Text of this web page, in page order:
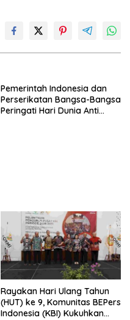
Pemerintah Indonesia dan
Perserikatan Bangsa-Bangsa
Peringati Hari Dunia Anti
Rayakan Hari Ulang Tahun
(HUT) ke 9, Komunitas BEPers
Indonesia (KBI) Kukuhkan